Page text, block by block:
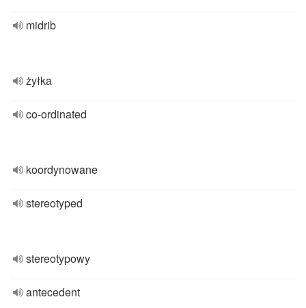
midrib
żyłka
co-ordinated
koordynowane
stereotyped
stereotypowy
antecedent